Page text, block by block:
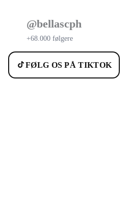
@bellascph
+68.000 følgere
FØLG OS PÅ TIKTOK